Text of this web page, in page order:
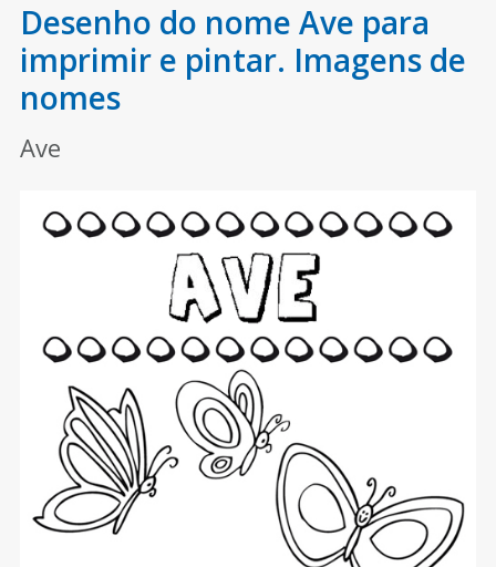
Desenho do nome Ave para
imprimir e pintar. Imagens de
nomes
Ave